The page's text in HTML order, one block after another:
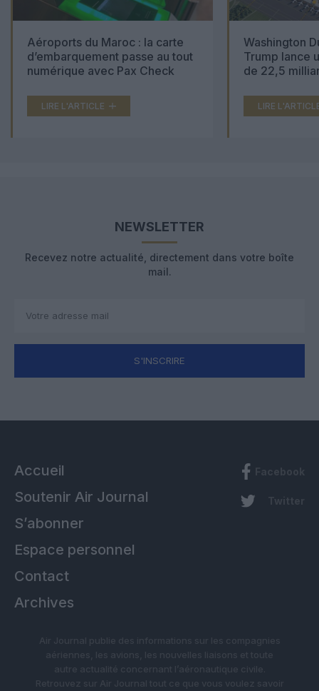
Aéroports du Maroc : la carte
d’embarquement passe au tout
numérique avec Pax Check
LIRE L'ARTICLE
Washington
Trump lance
de 22,5
LIRE
NEWSLETTER
Recevez notre actualité, directement dans votre boîte
mail.
S'INSCRIRE
Accueil
Soutenir Air Journal
S’abonner
Espace personnel
Contact
Archives